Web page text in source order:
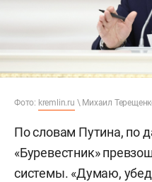
Фото: kremlin.ru \ Михаил
По словам Путина, по
«Буревестник»
системы. «Думаю,